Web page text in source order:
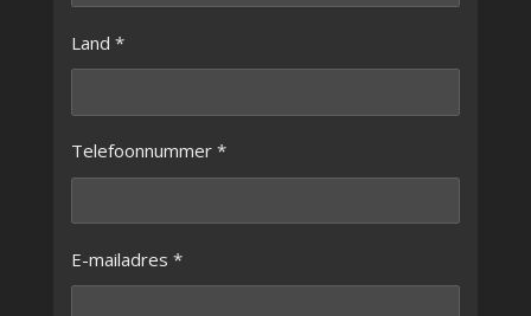
Land *
Telefoonnummer *
E-mailadres *